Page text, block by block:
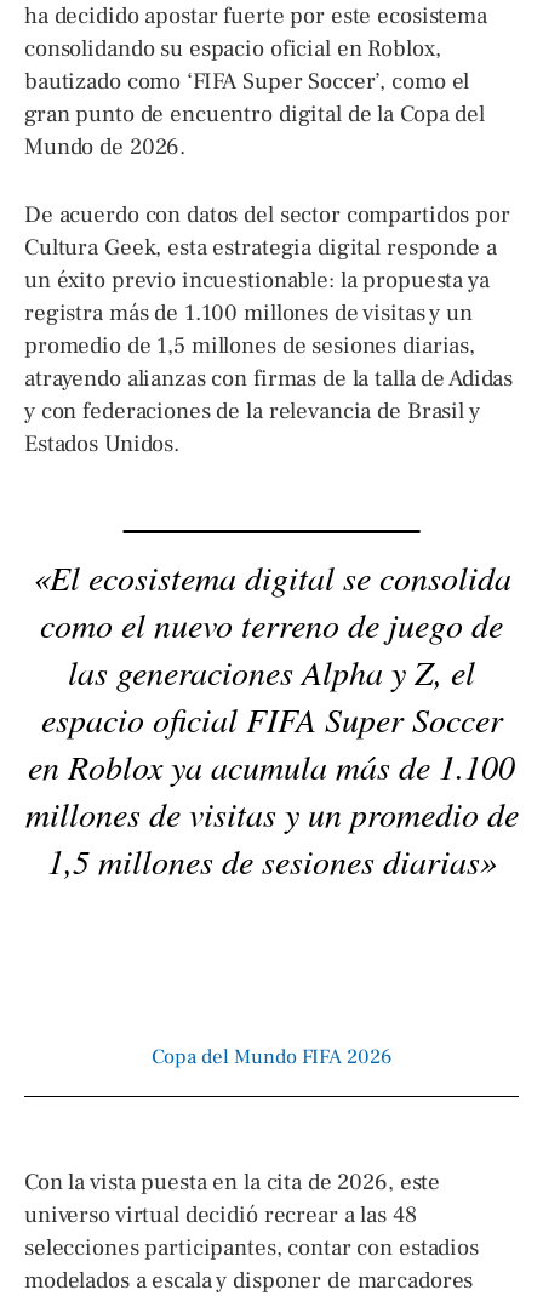
ha decidido apostar fuerte por este ecosistema
consolidando su espacio oficial en Roblox,
bautizado como ‘FIFA Super Soccer’, como el
gran punto de encuentro digital de la Copa del
Mundo de 2026.
De acuerdo con datos del sector compartidos por
Cultura Geek, esta estrategia digital responde a
un éxito previo incuestionable: la propuesta ya
registra más de 1.100 millones de visitas y un
promedio de 1,5 millones de sesiones diarias,
atrayendo alianzas con firmas de la talla de Adidas
y con federaciones de la relevancia de Brasil y
Estados Unidos.
«El ecosistema digital se consolida
como el nuevo terreno de juego de
las generaciones Alpha y Z, el
espacio oficial FIFA Super Soccer
en Roblox ya acumula más de 1.100
millones de visitas y un promedio de
1,5 millones de sesiones diarias»
Copa del Mundo FIFA 2026
Con la vista puesta en la cita de 2026, este
universo virtual decidió recrear a las 48
selecciones participantes, contar con estadios
modelados a escala y disponer de marcadores